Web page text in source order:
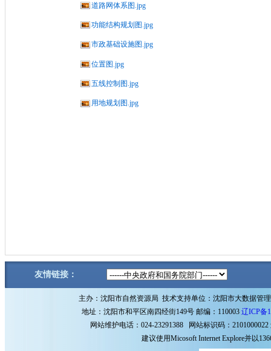
道路网体系图.jpg
功能结构规划图.jpg
市政基础设施图.jpg
位置图.jpg
五线控制图.jpg
用地规划图.jpg
友情链接：
主办：沈阳市自然资源局 技术支持单位：沈阳市大数据管
地址：沈阳市和平区南四经街149号 邮编：110003 辽ICP备
网站维护电话：024-23291388 网站标识码：2101000022
建议使用Micosoft Internet Explore并以